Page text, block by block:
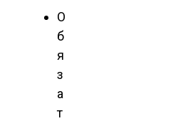
О
б
я
з
а
т